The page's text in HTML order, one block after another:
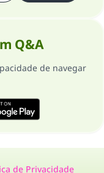
Q&A
de navegar
de Privacidade